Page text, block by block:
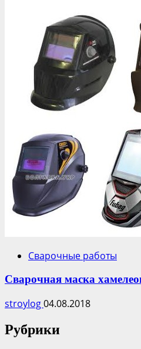
Сварочные работы
Сварочная маска
stroylog04.08.2018
Рубрики